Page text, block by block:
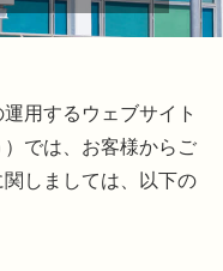
用するウェブサイト
）では、お客様からご
しましては、以下の